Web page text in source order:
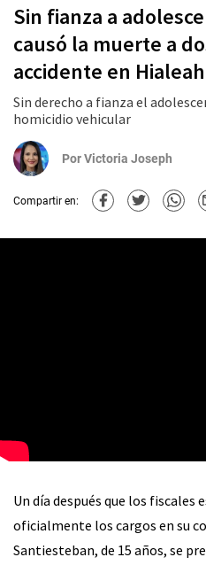
Sin fianza a
causó la muerte a
accidente en Hialeah
Sin derecho a fianza el
homicidio vehicular
PorVictoria Joseph
Compartir en:
Un día después que los
oficialmente los cargos en su
Santiesteban, de 15 años, se